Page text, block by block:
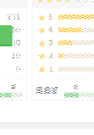
なり、その症状が
と。
に多少の差異を生じ